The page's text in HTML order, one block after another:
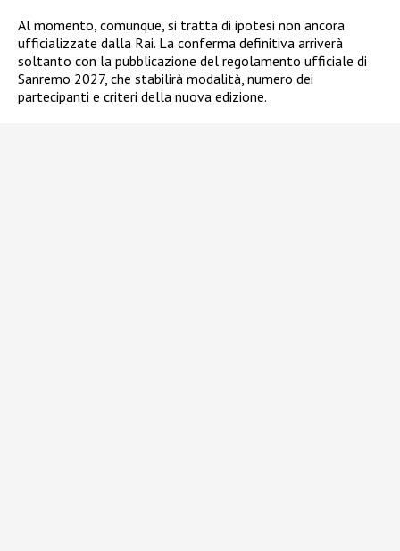
Al momento, comunque, si tratta di ipotesi non ancora
ufficializzate dalla Rai. La conferma definitiva arriverà
soltanto con la pubblicazione del regolamento ufficiale di
Sanremo 2027, che stabilirà modalità, numero dei
partecipanti e criteri della nuova edizione.